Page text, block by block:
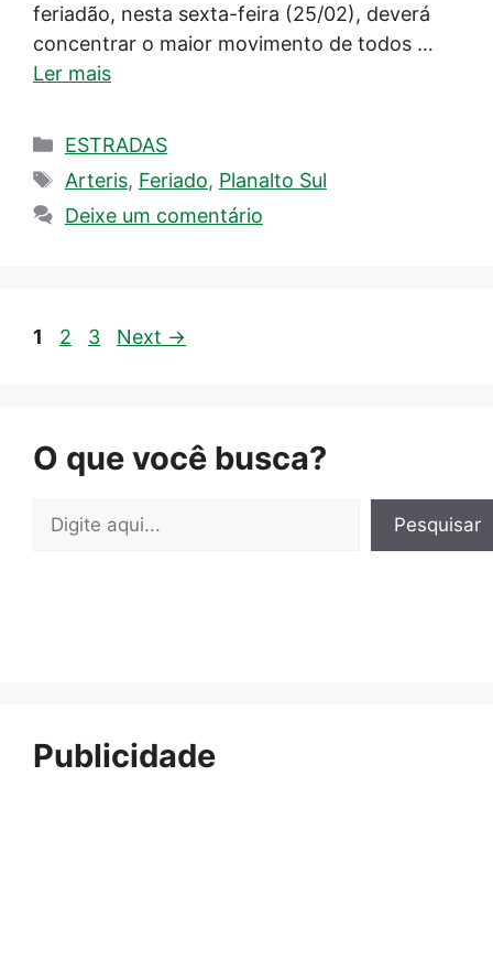
feriadão, nesta sexta-feira (25/02), deverá
concentrar o maior movimento de todos …
Ler mais
Categorias
ESTRADAS
Tags
Arteris, Feriado, Planalto Sul
Deixe um comentário
Page
1 Page
2 Page
3 Next →
O que você busca?
Pesquisar Pesquisar
Publicidade